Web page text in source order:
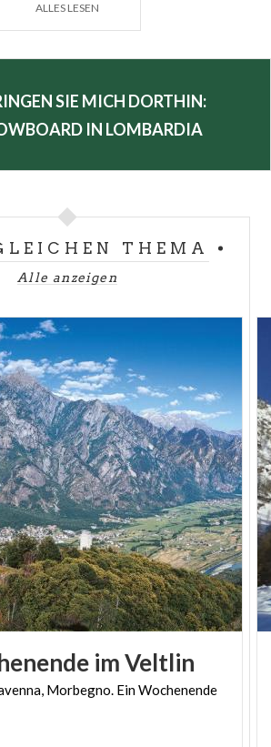
ALLES LESEN
SIE MICH DORTHIN:
IN LOMBARDIA
THEMA
Alle anzeigen
imVeltlin
Morbegno. EinWochenende